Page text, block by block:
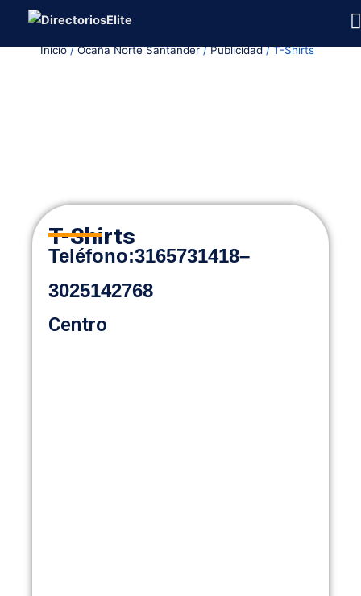
contenidoInicio/Ocaña Norte Santander/Publicidad/ T-Shirts
T-Shirts
Teléfono:3165731418–
3025142768
Centro